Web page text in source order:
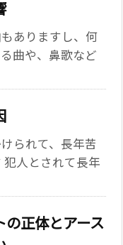
ありますし、何
曲や、鼻歌など
られて、長年苦
犯人とされて長年
正体とアース